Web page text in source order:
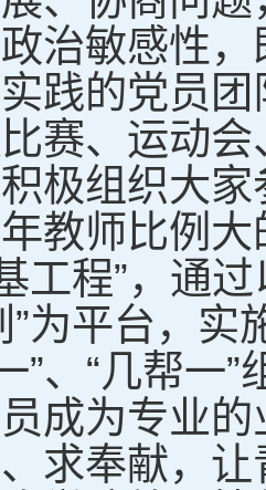
治敏感性
践的党员团
、运动会
极组织大家
师比例大
工程”，通
”为平台，
”、“几帮一
成为专业
求奉献，